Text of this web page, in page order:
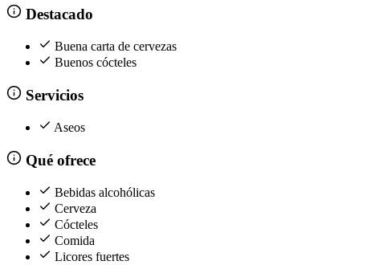
Destacado
Buena carta de cervezas
Buenos cócteles
Servicios
Aseos
Qué ofrece
Bebidas alcohólicas
Cerveza
Cócteles
Comida
Licores fuertes